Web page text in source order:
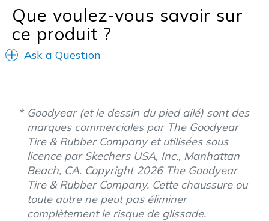
Travel
Width
Feels true to width
Sizing
Feels true to size
Que voulez-vous savoir sur
ce produit ?
Ask a Question
Goodyear (et le dessin du pied ailé) sont des
marques commerciales par The Goodyear
Tire & Rubber Company et utilisées sous
licence par Skechers USA, Inc., Manhattan
Beach, CA. Copyright 2026 The Goodyear
Tire & Rubber Company. Cette chaussure ou
toute autre ne peut pas éliminer
complètement le risque de glissade.